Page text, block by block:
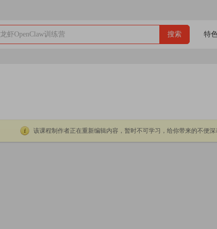
龙虾OpenClaw训练营 搜索 特
该课程制作者正在重新编辑内容，暂时不可学习，给你带来的不便深